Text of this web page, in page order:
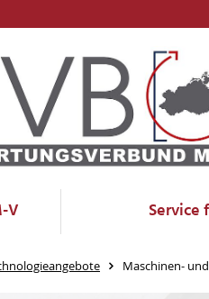
V Service
Maschinen-